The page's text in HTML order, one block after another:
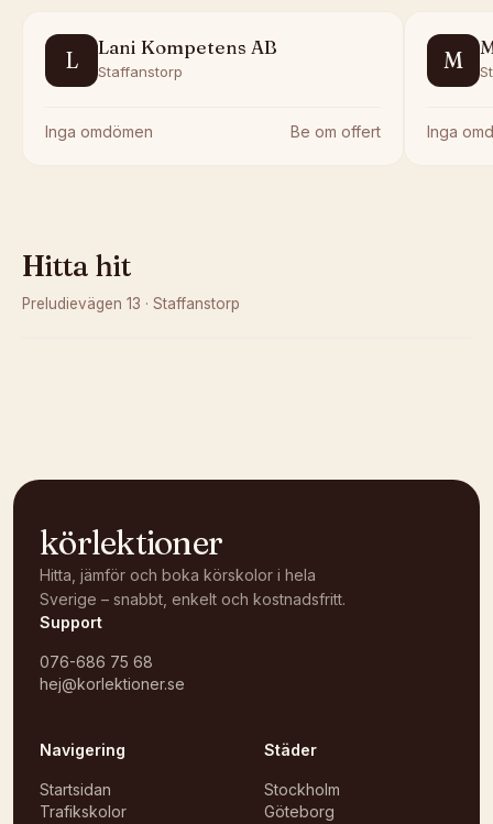
L Lani Kompetens AB
Staffanstorp
Inga omdömen Be om offert
M
Inga
Hitta hit
Preludievägen 13 · Staffanstorp
körlektioner
Hitta, jämför och boka körskolor i hela
Sverige – snabbt, enkelt och kostnadsfritt.
Support
076-686 75 68
hej@korlektioner.se
Navigering
Startsidan
Trafikskolor
Städer
Stockholm
Göteborg